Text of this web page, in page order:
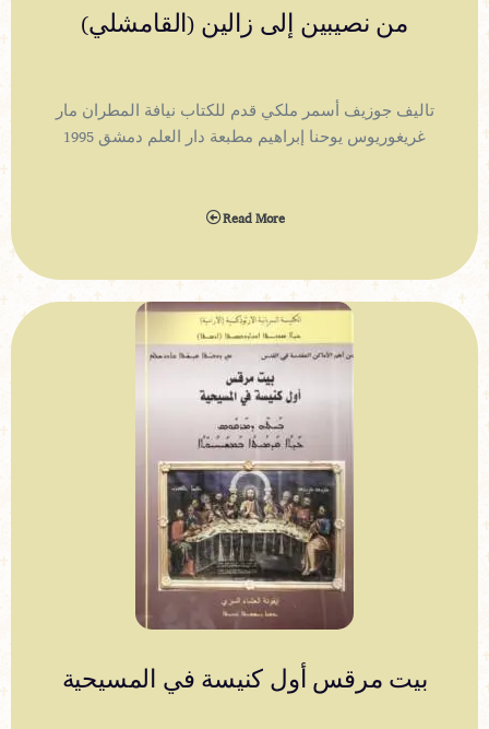
من نصيبين إلى زالين (القامشلي)
تاليف جوزيف أسمر ملكي قدم للكتاب نيافة المطران مار
غريغوريوس يوحنا إبراهيم مطبعة دار العلم دمشق 1995
Read More
بيت مرقس أول كنيسة في المسيحية